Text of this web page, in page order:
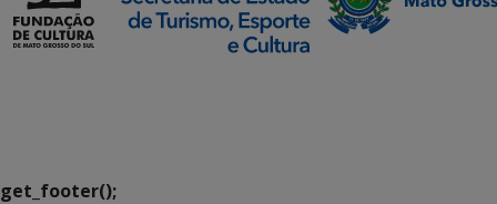
get_footer();